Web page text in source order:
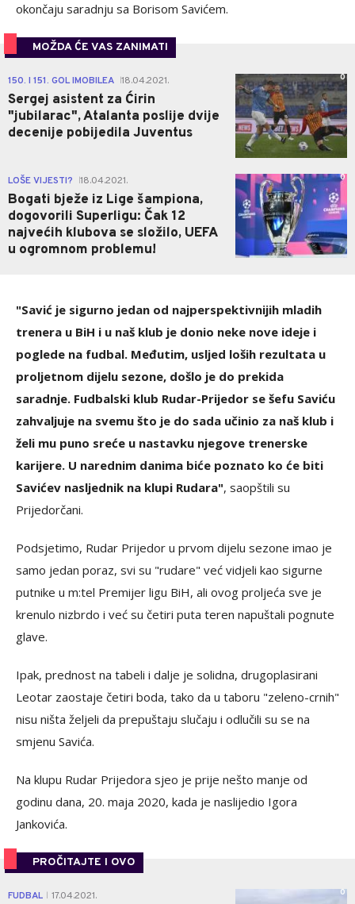
okončaju saradnju sa Borisom Savićem.
MOŽDA ĆE VAS ZANIMATI
150. I 151. GOL IMOBILEA 18.04.2021.
Sergej asistent za Ćirin
"jubilarac", Atalanta poslije dvije
decenije pobijedila Juventus
0
LOŠE VIJESTI? 18.04.2021.
Bogati bježe iz Lige šampiona,
dogovorili Superligu: Čak 12
najvećih klubova se složilo, UEFA
u ogromnom problemu!
0
"Savić je sigurno jedan od najperspektivnijih mladih
trenera u BiH i u naš klub je donio neke nove ideje i
poglede na fudbal. Međutim, usljed loših rezultata u
proljetnom dijelu sezone, došlo je do prekida
saradnje. Fudbalski klub Rudar-Prijedor se šefu Saviću
zahvaljuje na svemu što je do sada učinio za naš klub i
želi mu puno sreće u nastavku njegove trenerske
karijere. U narednim danima biće poznato ko će biti
Savićev nasljednik na klupi Rudara", saopštili su
Prijedorčani.
Podsjetimo, Rudar Prijedor u prvom dijelu sezone imao je
samo jedan poraz, svi su "rudare" već vidjeli kao sigurne
putnike u m:tel Premijer ligu BiH, ali ovog proljeća sve je
krenulo nizbrdo i već su četiri puta teren napuštali pognute
glave.
Ipak, prednost na tabeli i dalje je solidna, drugoplasirani
Leotar zaostaje četiri boda, tako da u taboru "zeleno-crnih"
nisu ništa željeli da prepuštaju slučaju i odlučili su se na
smjenu Savića.
Na klupu Rudar Prijedora sjeo je prije nešto manje od
godinu dana, 20. maja 2020, kada je naslijedio Igora
Jankovića.
PROČITAJTE I OVO
FUDBAL 17.04.2021. 0